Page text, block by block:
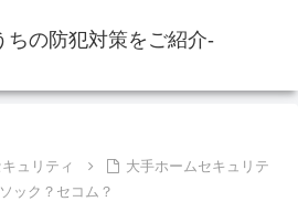
ちの防犯対策をご紹介-
ュリティ
大手ホームセキュリテ
ック？セコム？